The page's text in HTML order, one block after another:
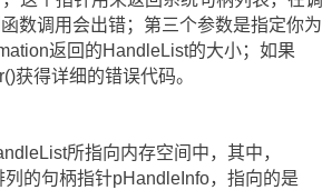
数调用会出错；第三个参数是指定你为
返回的HandleList的大小；如果
获得详细的错误代码。
所指向内存空间中，其中，
的句柄指针pHandleInfo，指向的是